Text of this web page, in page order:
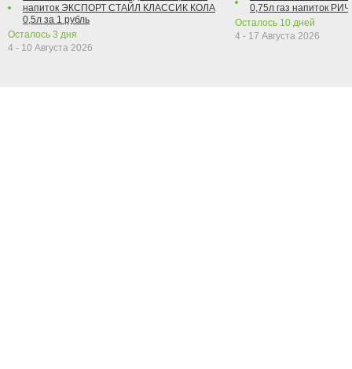
напиток ЭКСПОРТ СТАЙЛ КЛАССИК КОЛА
0,5л за 1 рубль
Осталось 3 дня
4 - 10 Августа 2026
0,75л газ напиток
Осталось 10 дней
4 - 17 Августа 2026